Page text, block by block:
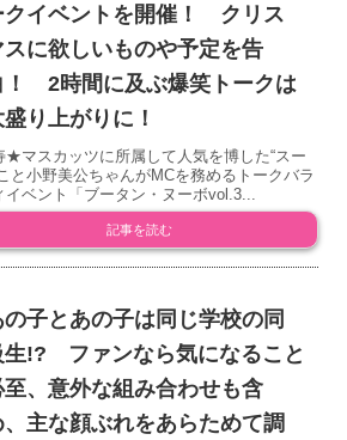
クイベントを開催！ クリス
スに欲しいものや予定を告
！ 2時間に及ぶ爆笑トークは
盛り上がりに！
★マスカッツに所属して人気を博した“スー
と小野美公ちゃんがMCを務めるトークバラ
イベント「ブータン・ヌーボvol.3...
記事を読む
の子とあの子は同じ学校の同
生!? ファンなら気になること
至、意外な組み合わせも含
、主な顔ぶれをあらためて調